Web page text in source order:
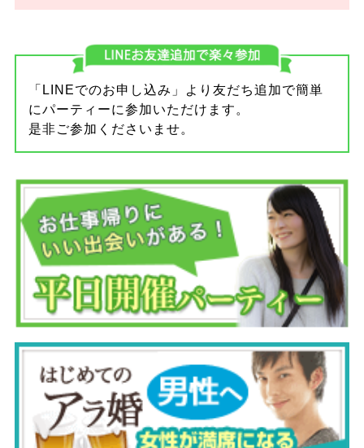
「LINEでのお申し込み」より友だち追加で簡単
にパーティーに参加いただけます。
是非ご参加くださいませ。